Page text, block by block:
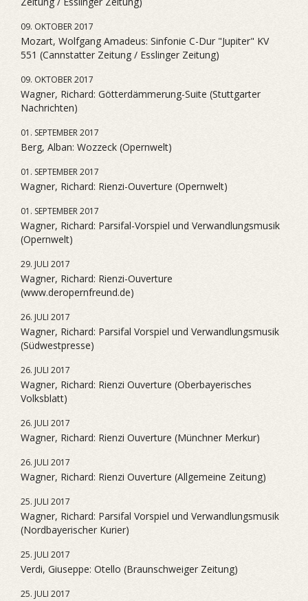
09. OKTOBER 2017
Mozart, Wolfgang Amadeus: Sinfonie C-Dur "Jupiter" KV
551 (Cannstatter Zeitung / Esslinger Zeitung)
09. OKTOBER 2017
Wagner, Richard: Götterdämmerung-Suite (Stuttgarter
Nachrichten)
01. SEPTEMBER 2017
Berg, Alban: Wozzeck (Opernwelt)
01. SEPTEMBER 2017
Wagner, Richard: Rienzi-Ouverture (Opernwelt)
01. SEPTEMBER 2017
Wagner, Richard: Parsifal-Vorspiel und Verwandlungsmusik
(Opernwelt)
29. JULI 2017
Wagner, Richard: Rienzi-Ouverture
(www.deropernfreund.de)
26. JULI 2017
Wagner, Richard: Parsifal Vorspiel und Verwandlungsmusik
(Südwestpresse)
26. JULI 2017
Wagner, Richard: Rienzi Ouverture (Oberbayerisches
Volksblatt)
26. JULI 2017
Wagner, Richard: Rienzi Ouverture (Münchner Merkur)
26. JULI 2017
Wagner, Richard: Rienzi Ouverture (Allgemeine Zeitung)
25. JULI 2017
Wagner, Richard: Parsifal Vorspiel und Verwandlungsmusik
(Nordbayerischer Kurier)
25. JULI 2017
Verdi, Giuseppe: Otello (Braunschweiger Zeitung)
25. JULI 2017